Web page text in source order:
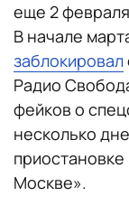
еще 2
В начале
заблокировал
Радио
фейков о
несколько
Москве».